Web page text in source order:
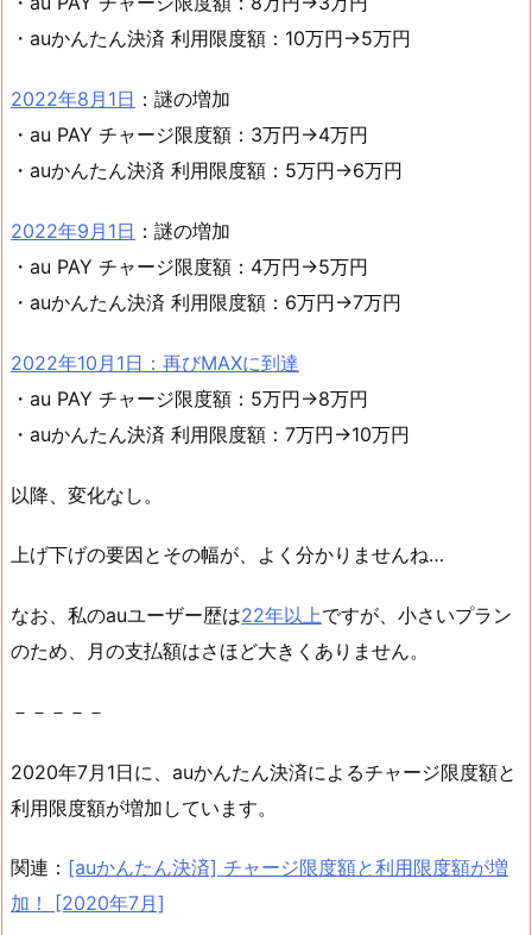
・auかんたん決済 利用限度額：10万円→5万円
2022年8月1日 ：謎の増加
・au PAY チャージ限度額：3万円→4万円
・auかんたん決済 利用限度額：5万円→6万円
2022年9月1日 ：謎の増加
・au PAY チャージ限度額：4万円→5万円
・auかんたん決済 利用限度額：6万円→7万円
2022年10月1日：再びMAXに到達
・au PAY チャージ限度額：5万円→8万円
・auかんたん決済 利用限度額：7万円→10万円
以降、変化なし。
上げ下げの要因とその幅が、よく分かりませんね…
なお、私のauユーザー歴は22年以上ですが、小さいプラン
のため、月の支払額はさほど大きくありません。
－－－－－
2020年7月1日に、auかんたん決済によるチャージ限度額と
利用限度額が増加しています。
関連： [auかんたん決済] チャージ限度額と利用限度額が増
加！ [2020年7月]